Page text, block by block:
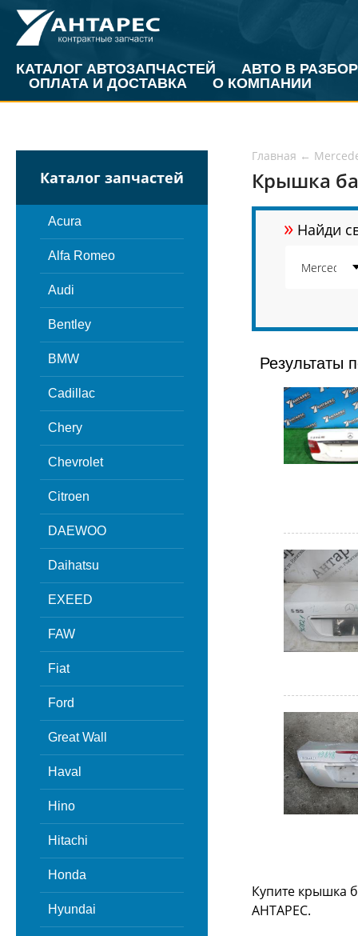
КАТАЛОГ АВТОЗАПЧАСТЕЙ
АВТО В РАЗБОР
ОПЛАТА И ДОСТАВКА
О КОМПАНИИ
Каталог запчастей
Acura
Alfa Romeo
Audi
Bentley
BMW
Cadillac
Chery
Chevrolet
Citroen
DAEWOO
Daihatsu
EXEED
FAW
Fiat
Ford
Great Wall
Haval
Hino
Hitachi
Honda
Hyundai
Главная ←
Крышка
» Найди
Результаты
Купите крышка
АНТАРЕС.